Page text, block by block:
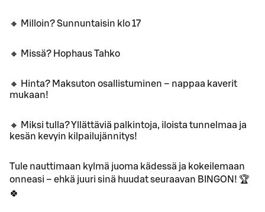
🔸 Milloin? Sunnuntaisin klo 17
🔸 Missä? Hophaus Tahko
🔸 Hinta? Maksuton osallistuminen – nappaa kaverit
mukaan!
🔸 Miksi tulla? Yllättäviä palkintoja, iloista tunnelmaa ja
kesän kevyin kilpailujännitys!
Tule nauttimaan kylmä juoma kädessä ja kokeilemaan
onneasi – ehkä juuri sinä huudat seuraavan BINGON! 🏆
🍀